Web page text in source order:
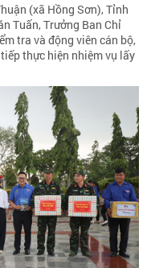
(xã Hồng Sơn), Tỉnh
Tuấn, Trưởng Ban Chỉ
tra và động viên cán bộ,
thực hiện nhiệm vụ lấy